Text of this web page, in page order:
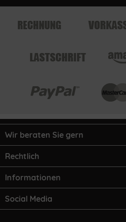
Wir beraten Sie gern
Rechtlich
Informationen
Social Media